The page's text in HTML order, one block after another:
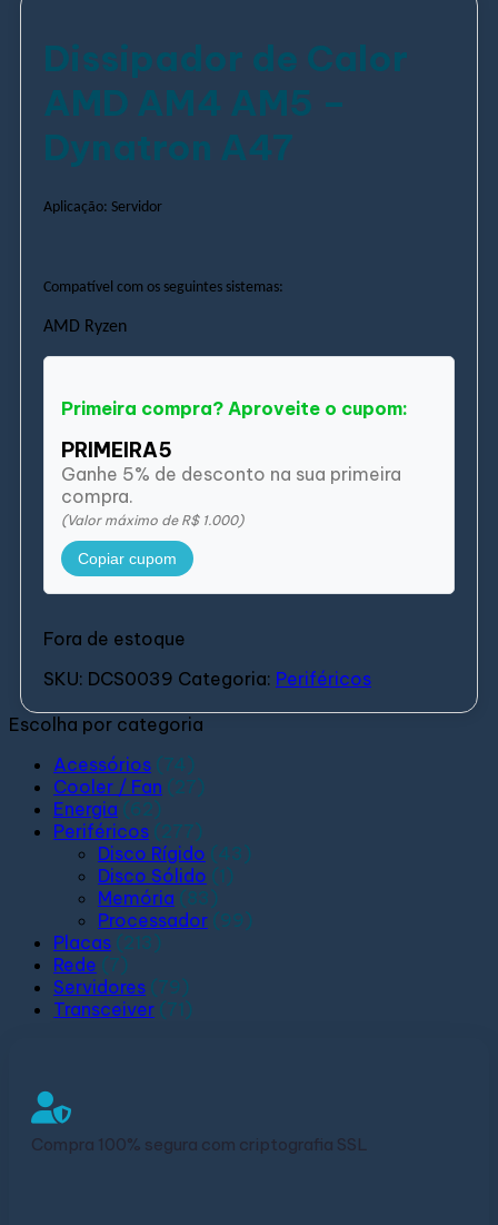
Dissipador de Calor
AMD AM4 AM5 –
Dynatron A47
Aplicação: Servidor
Compatível com os seguintes sistemas:
AMD Ryzen
Primeira compra? Aproveite o cupom:
PRIMEIRA5
Ganhe 5% de desconto na sua primeira
compra.
(Valor máximo de R$ 1.000)
Copiar cupom
Fora de estoque
SKU: DCS0039 Categoria: Periféricos
Escolha por categoria
Acessórios (74)
Cooler / Fan (27)
Energia (62)
Periféricos (277)
Disco Rígido (43)
Disco Sólido (1)
Memória (83)
Processador (99)
Placas (213)
Rede (7)
Servidores (79)
Transceiver (71)
Compra 100% segura com criptografia SSL